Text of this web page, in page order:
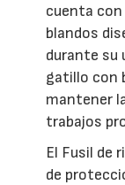
cuenta
blandos
durante su
gatillo con
mantener
trabajos
El Fusil de
de